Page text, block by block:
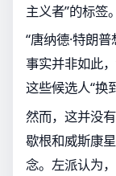
主义者”的标签。
“唐纳德·特朗
事实并非如此
这些候选人“换
然而，这并没
歇根和威斯康
念。左派认为